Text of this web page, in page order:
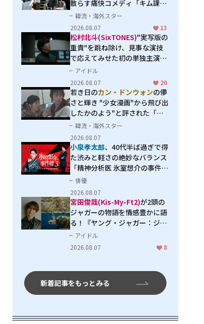
散らす痛快コメディ「キム課長
とソ理事～Bravo! Your Life
～」
韓流・海外スター
2026.08.07
13
松村北斗(SixTONES)"実写版の
重責"を跳ね除け、見事な演技
で応えてみせた初の単独主演映
画「秒速5センチメートル」
アイドル
2026.08.07
20
若き日のカン・ドンウォンの儚
さと輝き "少女漫画"から飛び出
したかのよう"と評された「オ
オカミの誘惑」
韓流・海外スター
2026.08.07
小泉孝太郎、40代半ば過ぎで得
た渋みと軽さの絶妙なバランス
「精神分析医 氷室想介の事件簿
３」で見せる進化
俳優
2026.08.07
宮田俊哉(Kis-My-Ft2)が2頭の
ジャガーの物語を情感豊かに語
る！『ヤング・ジャガー：ジャ
ングル王への道』『ジャガーと
ウミガメの物語：熱帯林の守護
アイドル
2026.08.07
8
新着記事をもっとみる